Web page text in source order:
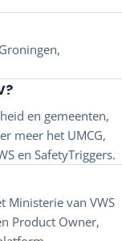
en gemeenten,
meer het UMCG,
en SafetyTriggers.
Ministerie van VWS
Product Owner,